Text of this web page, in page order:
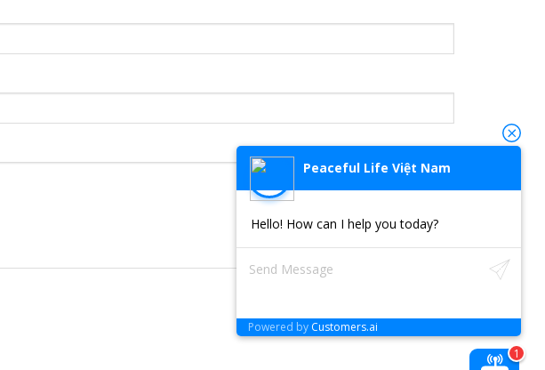
Peaceful Life Việt Nam
Hello! How can I help you today?
Powered by Customers.ai